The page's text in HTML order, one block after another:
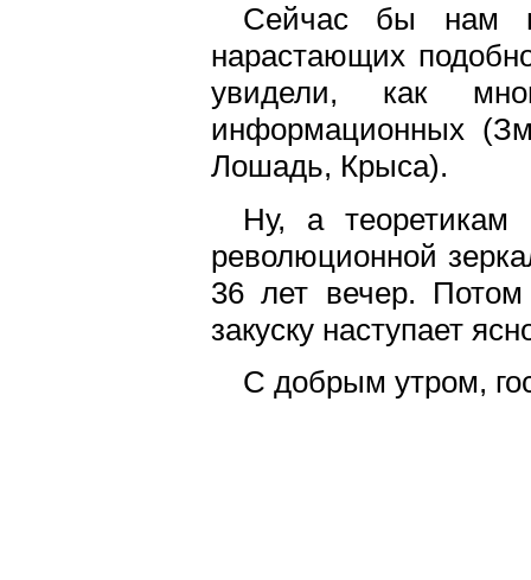
Сейчас бы нам
нарастающих
увидели, как
информационных
Лошадь, Крыса).
Ну, а теоретикам
революционной
36 лет вечер.
закуску наступает
С добрым утром,